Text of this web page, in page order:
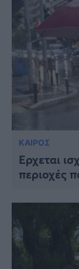
ΚΑΙΡΟΣ
Έρχεται
περιοχές